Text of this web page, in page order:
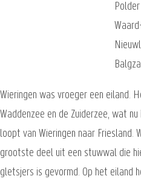
Polder
Wieringen was vroeger een eiland.
Waddenzee en de Zuiderzee, wat
loopt van Wieringen naar Friesland.
grootste deel uit een stuwwal die
gletsjers is gevormd. Op het eiland